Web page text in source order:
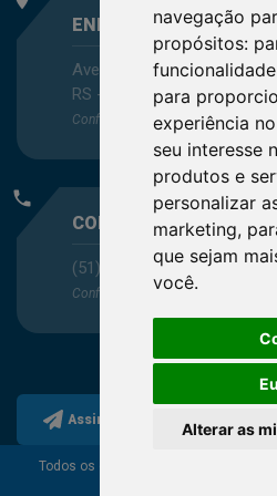
navegação
propósitos:
para
experiência
seu interesse
produtos e
personalizar
marketing,
que sejam
você.
Alterar as
ENDEREÇO
Avenida Itaqui, 45, Bairro
RS - CEP 90460-140
Confira as demaislocalizações no
phone
CONTATO
(51) 3330-5659
Confira os e-mailsaqui
Assine a nossa newsletter
Todos os direitos reservados ao